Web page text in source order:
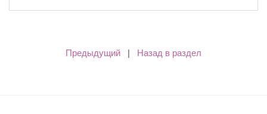
Предыдущий | Назад в раздел